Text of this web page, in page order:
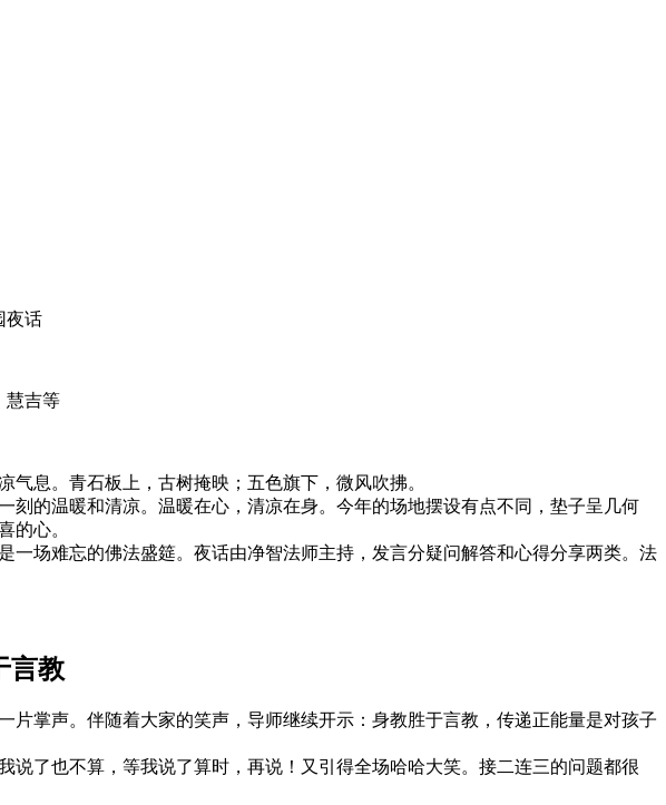
夜话
吉等
息。青石板上，古树掩映；五色旗下，微风吹拂。
的温暖和清凉。温暖在心，清凉在身。今年的场地摆设有点不同，垫子呈几何
的心。
场难忘的佛法盛筵。夜话由净智法师主持，发言分疑问解答和心得分享两类。法
言教
掌声。伴随着大家的笑声，导师继续开示：身教胜于言教，传递正能量是对孩子
了也不算，等我说了算时，再说！又引得全场哈哈大笑。接二连三的问题都很